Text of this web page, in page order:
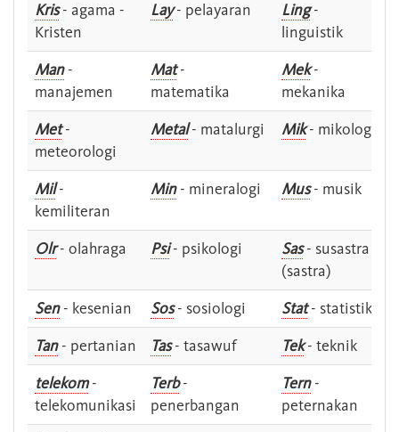
Kris- agama -
Kristen
Lay- pelayaran Ling-
linguistik
Man-
manajemen
Mat-
matematika
Mek-
mekanika
Met-
meteorologi
Metal- matalurgi Mik- mikologi
Mil-
kemiliteran
Min- mineralogi Mus- musik
Olr- olahraga Psi- psikologi Sas- susastra -
(sastra)
Sen- kesenian Sos- sosiologi Stat- statistik
Tan- pertanian Tas- tasawuf Tek- teknik
telekom-
telekomunikasi
Terb-
penerbangan
Tern-
peternakan